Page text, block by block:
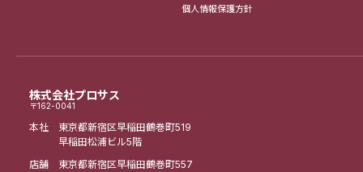
株式会社プロサス
〒162-0041
本社 東京都新宿区早稲田鶴巻町519
早稲田松浦ビル5階
店舗 東京都新宿区早稲田鶴巻町557
個人情報保護方針